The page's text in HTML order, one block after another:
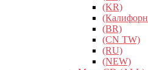
(KR)
(BR)
(CN TW)
(RU)
(NEW)